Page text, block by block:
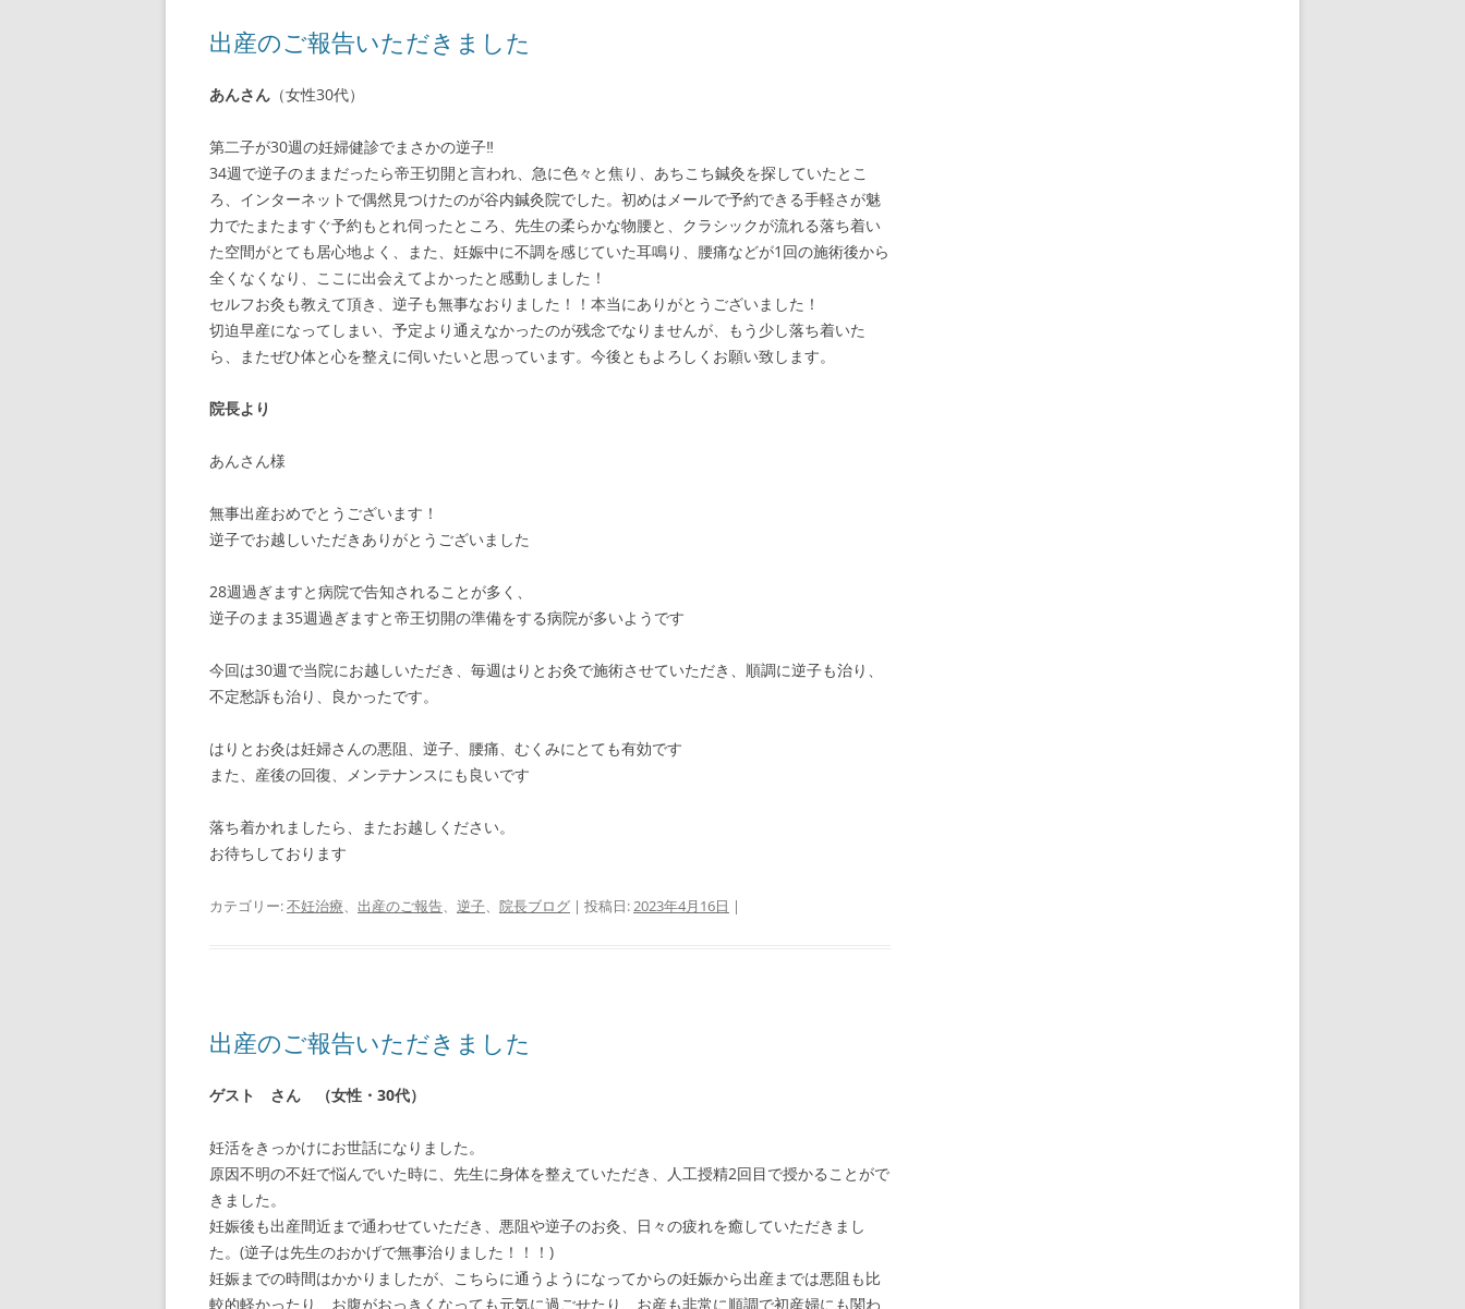
出産のご報告いただきました
あんさん （女性30代）
第二子が30週の妊婦健診でまさかの逆子‼︎
34週で逆子のままだったら帝王切開と言われ、急に色々と焦り、あちこち鍼灸を探していたとこ
ろ、インターネットで偶然見つけたのが谷内鍼灸院でした。初めはメールで予約できる手軽さが魅
力でたまたますぐ予約もとれ伺ったところ、先生の柔らかな物腰と、クラシックが流れる落ち着い
た空間がとても居心地よく、また、妊娠中に不調を感じていた耳鳴り、腰痛などが1回の施術後から
全くなくなり、ここに出会えてよかったと感動しました！
セルフお灸も教えて頂き、逆子も無事なおりました！！本当にありがとうございました！
切迫早産になってしまい、予定より通えなかったのが残念でなりませんが、もう少し落ち着いた
ら、またぜひ体と心を整えに伺いたいと思っています。今後ともよろしくお願い致します。
院長より
あんさん様
無事出産おめでとうございます！
逆子でお越しいただきありがとうございました
28週過ぎますと病院で告知されることが多く、
逆子のまま35週過ぎますと帝王切開の準備をする病院が多いようです
今回は30週で当院にお越しいただき、毎週はりとお灸で施術させていただき、順調に逆子も治り、
不定愁訴も治り、良かったです。
はりとお灸は妊婦さんの悪阻、逆子、腰痛、むくみにとても有効です
また、産後の回復、メンテナンスにも良いです
落ち着かれましたら、またお越しください。
お待ちしております
カテゴリー:不妊治療、 出産のご報告、 逆子、 院長ブログ | 投稿日:2023年4月16日 |
出産のご報告いただきました
ゲスト さん （女性・30代）
妊活をきっかけにお世話になりました。
原因不明の不妊で悩んでいた時に、先生に身体を整えていただき、人工授精2回目で授かることがで
きました。
妊娠後も出産間近まで通わせていただき、悪阻や逆子のお灸、日々の疲れを癒していただきまし
た。(逆子は先生のおかげで無事治りました！！！)
妊娠までの時間はかかりましたが、こちらに通うようになってからの妊娠から出産までは悪阻も比
較的軽かったり、お腹がおっきくなっても元気に過ごせたり、お産も非常に順調で初産婦にも関わ